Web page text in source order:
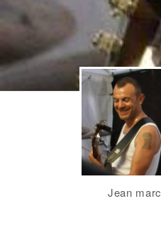
Jean marc